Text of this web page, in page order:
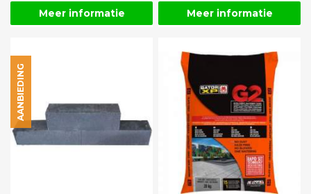
Meer informatie Meer informatie
AANBIEDING